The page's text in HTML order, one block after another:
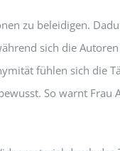
zu beleidigen.
sich die
fühlen sich die
So warnt Frau